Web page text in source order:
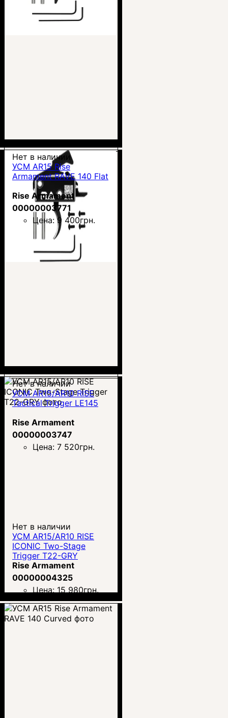
Нет в наличии
УСМ AR15 Rise
Armament RAVE 140 Flat
Rise Armament
00000003771
Цена:9 400грн.
Нет в наличии
УСМ AR15/AR10 RISE
Tactical Trigger LE145
Rise Armament
00000003747
Цена: 7 520грн.
Нет в наличии
УСМ AR15/AR10 RISE
ICONIC Two-Stage
Trigger T22-GRY
Rise Armament
00000004325
Цена: 15 980грн.